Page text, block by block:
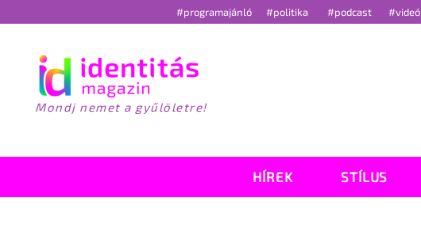
#programajánló #politika #podcast #videó
Mondj nemet a gyűlöletre!
HÍREK STÍLUS